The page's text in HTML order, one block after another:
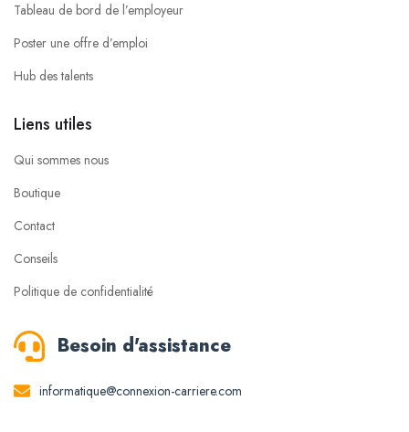
Tableau de bord de l’employeur
Poster une offre d’emploi
Hub des talents
Liens utiles
Qui sommes nous
Boutique
Contact
Conseils
Politique de confidentialité
Besoin d'assistance
informatique@connexion-carriere.com